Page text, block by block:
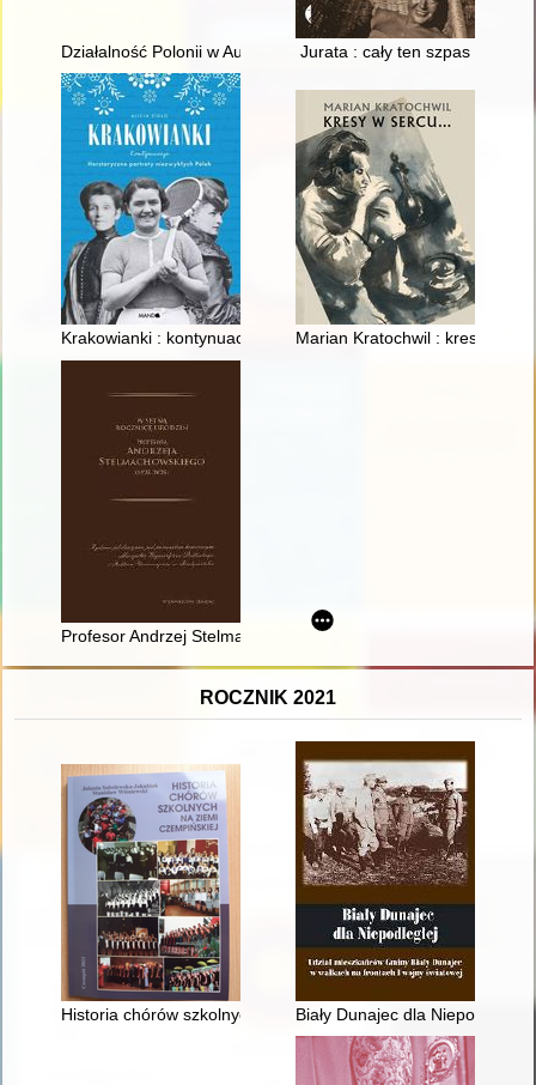
Działalność Polonii w Austrii na przełomie XX i XXI wieku. T. 2
Jurata : cały ten szpas
Krakowianki : kontynuacja : herstoryczne portrety niezwykłych
Marian Kratochwil : kresy w
Profesor Andrzej Stelmachowski w służbie Polonii i Polaków z
ROCZNIK 2021
Historia chórów szkolnych na ziemi czempińskiej
Biały Dunajec dla